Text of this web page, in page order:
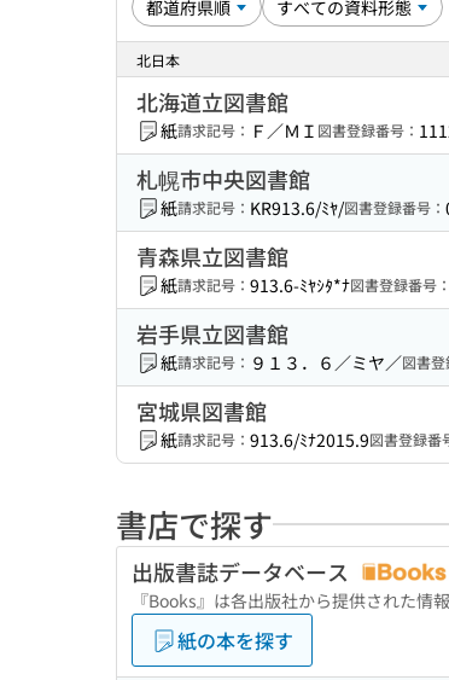
北日本
北海道立図書館
紙請求記号： Ｆ／ＭＩ 図書登録番号：
札幌市中央図書館
紙請求記号： KR913.6/ﾐﾔ/図書登録番号：
青森県立図書館
紙請求記号： 913.6-ﾐﾔｼﾀ*ﾅ図書登録番号：
岩手県立図書館
紙請求記号： ９１３．６／ミヤ／図書登
宮城県図書館
紙請求記号： 913.6/ﾐﾅ2015.9図書登録番
書店で探す
出版書誌データベース
『Books』は各出版社から提供された情
紙の本を探す